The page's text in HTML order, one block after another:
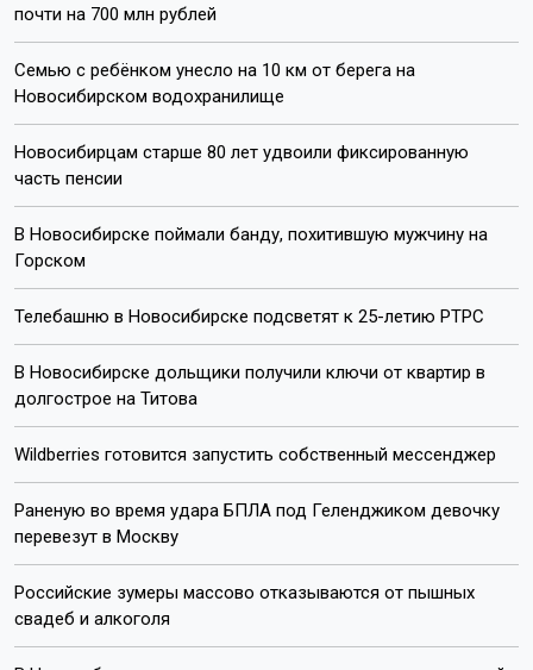
почти на 700 млн рублей
Семью с ребёнком унесло на 10 км от берега на
Новосибирском водохранилище
Новосибирцам старше 80 лет удвоили фиксированную
часть пенсии
В Новосибирске поймали банду, похитившую мужчину на
Горском
Телебашню в Новосибирске подсветят к 25-летию РТРС
В Новосибирске дольщики получили ключи от квартир в
долгострое на Титова
Wildberries готовится запустить собственный мессенджер
Раненую во время удара БПЛА под Геленджиком девочку
перевезут в Москву
Российские зумеры массово отказываются от пышных
свадеб и алкоголя